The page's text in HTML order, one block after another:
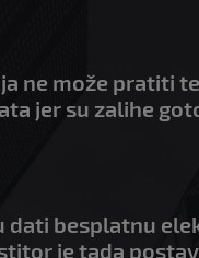
ne može pratiti
jer su zalihe
dati besplatnu
je tada